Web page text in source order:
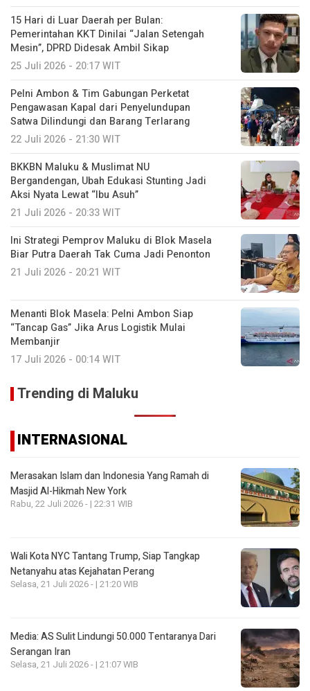
15 Hari di Luar Daerah per Bulan:
Pemerintahan KKT Dinilai “Jalan Setengah
Mesin”, DPRD Didesak Ambil Sikap
25 Juli 2026 - 20:17 WIT
Pelni Ambon & Tim Gabungan Perketat
Pengawasan Kapal dari Penyelundupan
Satwa Dilindungi dan Barang Terlarang
22 Juli 2026 - 21:30 WIT
BKKBN Maluku & Muslimat NU
Bergandengan, Ubah Edukasi Stunting Jadi
Aksi Nyata Lewat “Ibu Asuh”
21 Juli 2026 - 20:33 WIT
Ini Strategi Pemprov Maluku di Blok Masela
Biar Putra Daerah Tak Cuma Jadi Penonton
21 Juli 2026 - 20:21 WIT
Menanti Blok Masela: Pelni Ambon Siap
“Tancap Gas” Jika Arus Logistik Mulai
Membanjir
17 Juli 2026 - 00:14 WIT
Trending di Maluku
INTERNASIONAL
Merasakan Islam dan Indonesia Yang Ramah di
Masjid Al-Hikmah New York
Rabu, 22 Juli 2026 - | 22:31 WIB
Wali Kota NYC Tantang Trump, Siap Tangkap
Netanyahu atas Kejahatan Perang
Selasa, 21 Juli 2026 - | 21:20 WIB
Media: AS Sulit Lindungi 50.000 Tentaranya Dari
Serangan Iran
Selasa, 21 Juli 2026 - | 21:07 WIB